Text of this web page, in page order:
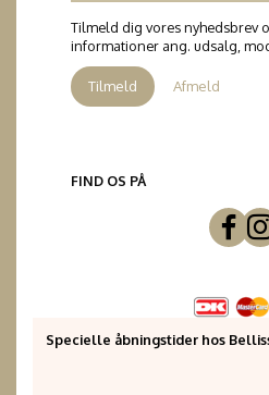
Tilmeld dig vores nyhedsbrev
informationer ang. udsalg,
Tilmeld Afmeld
FIND OS PÅ
Specielle åbningstider hos